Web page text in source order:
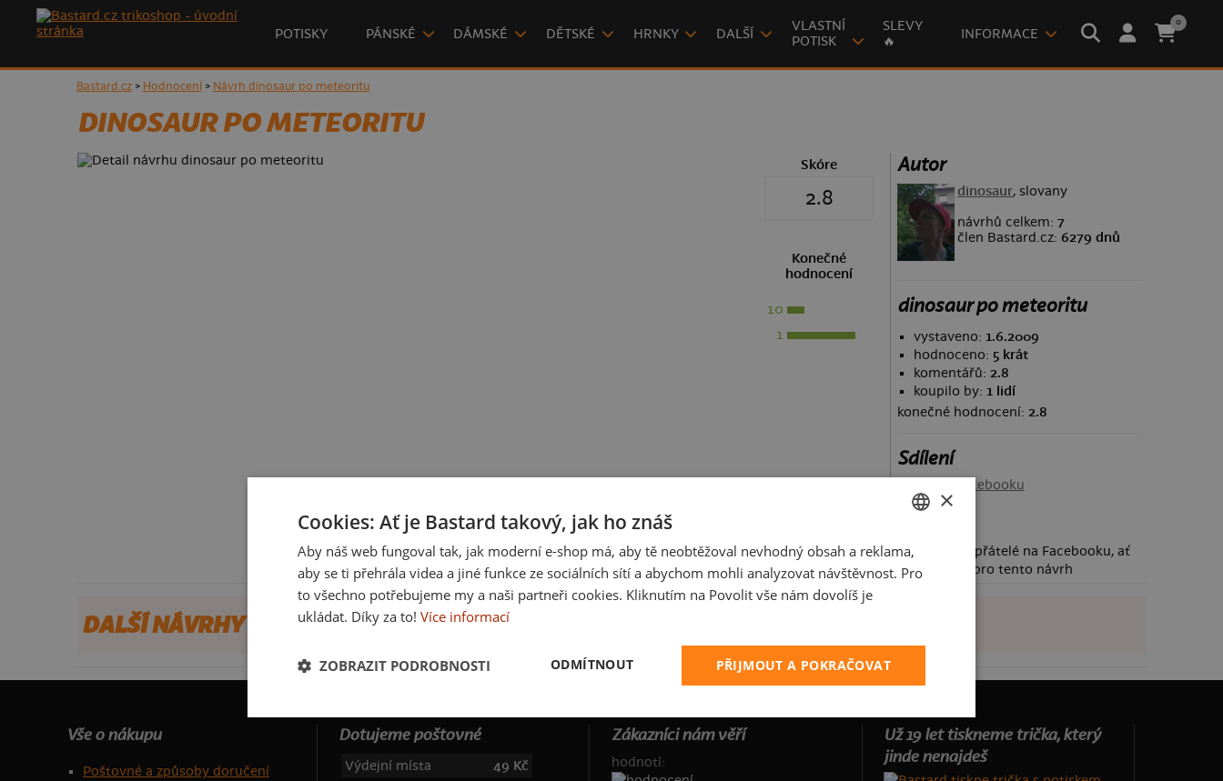
POTISKY PÁNSKÉ DÁMSKÉ DĚTSKÉ HRNKY DALŠÍ
VLASTNÍ
POTISK
SLEVY
🔥
INFORMACE
0
Bastard.cz> Hodnocení> Návrh dinosaur po meteoritu
DINOSAUR PO METEORITU
Skóre
2.8
Konečné
hodnocení
10
1
Autor
dinosaur, slovany
návrhů celkem:7
člen Bastard.cz:6279 dnů
dinosaur po meteoritu
vystaveno: 1.6.2009
hodnoceno: 5 krát
komentářů: 2.8
koupilo by: 1 lidí
konečné hodnocení: 2.8
Sdílení
Sdílet na Facebooku
Požádej své přátelé na Facebooku, ať
taky hlasují pro tento návrh
DALŠÍ NÁVRHY OD DINOSAUR
Vše o nákupu
Poštovné a způsoby doručení
Dotujeme poštovné
Výdejní místa
49 Kč
Zákazníci nám věří
hodnotí:
Už 19 let tiskneme trička, který
jinde nenajdeš
CZECH
SLOVAK
×
Cookies: Ať je Bastard takový, jak ho znáš
Aby náš web fungoval tak, jak moderní e-shop má, aby tě neobtěžoval nevhodný obsah a reklama,
aby se ti přehrála videa a jiné funkce ze sociálních sítí a abychom mohli analyzovat návštěvnost. Pro
to všechno potřebujeme my a naši partneři cookies. Kliknutím na Povolit vše nám dovolíš je
ukládat. Díky za to! Více informací
PŘIJMOUT A POKRAČOVAT
ODMÍTNOUT
ZOBRAZIT PODROBNOSTI